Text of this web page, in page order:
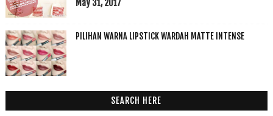
May 31, 2017
PILIHAN WARNA LIPSTICK WARDAH MATTE INTENSE
SEARCH HERE